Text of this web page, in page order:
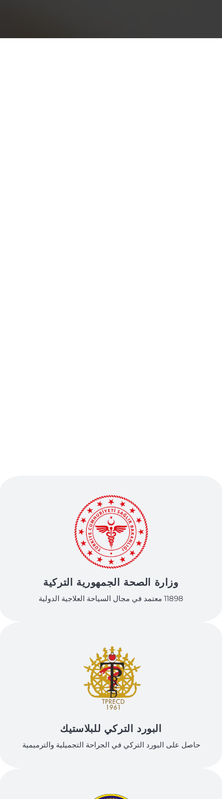
وزارة الصحة الجمهورية التركية
11898 معتمد في مجال السياحة العلاجية الدولية
البورد التركي للبلاستيك
حاصل على البورد التركي في الجراحة التجميلية والترميمية